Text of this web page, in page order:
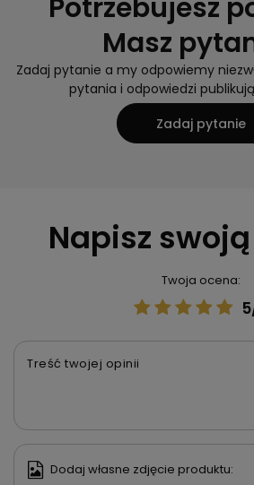
Potrzebujesz
Masz
Zadaj pytanie a my odpowiemy
pytania i odpowiedzi
Zadaj pytanie
Napisz
Twoja ocena:
Treść twojej opinii
Dodaj własne zdjęcie produktu: